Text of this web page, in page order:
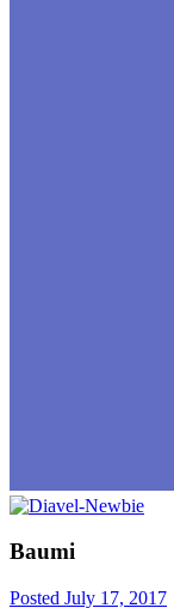
Baumi
Posted July 17, 2017